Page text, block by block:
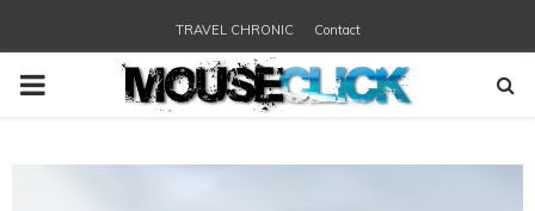
TRAVEL CHRONIC Contact
PRIMARY